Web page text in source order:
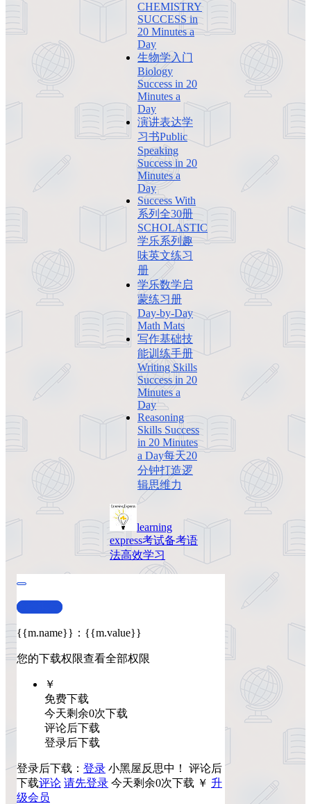
CHEMISTRY
SUCCESS in
20 Minutes a
Day
生物学入门
Biology
Success in 20
Minutes a
Day
演讲表达学
习书Public
Speaking
Success in 20
Minutes a
Day
Success With
系列全30册
SCHOLASTIC
学乐系列趣
味英文练习
册
学乐数学启
蒙练习册
Day-by-Day
Math Mats
写作基础技
能训练手册
Writing Skills
Success in 20
Minutes a
Day
Reasoning
Skills Success
in 20 Minutes
a Day每天20
分钟打造逻
辑思维力
learning
express考试备考语
法高效学习
查看演示
{{m.name}} ： {{m.value}}
您的下载权限查看全部权限
￥
免费下载
今天剩余0次下载
评论后下载
登录后下载
登录后下载： 登录 小黑屋反思中！ 评论后
下载评论 请先登录 今天剩余0次下载 ￥ 升
级会员